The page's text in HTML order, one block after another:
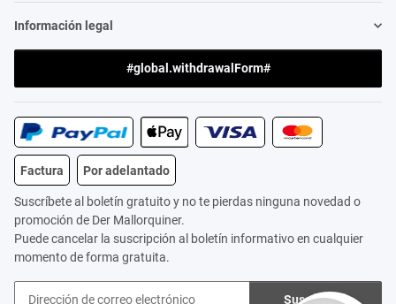
Información legal
#global.withdrawalForm#
Factura Por adelantado
Suscríbete al boletín gratuito y no te pierdas ninguna novedad o
promoción de Der Mallorquiner.
Puede cancelar la suscripción al boletín informativo en cualquier
momento de forma gratuita.
Suscribirse